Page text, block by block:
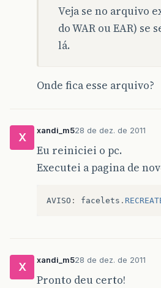
Veja se no arquivo
do WAR ou EAR) se
lá.
Onde fica esse arquivo?
X
xandi_m528 de dez. de 2011
Eu reiniciei o pc.
Executei a pagina de
AVISO : facelets .
X
xandi_m528 de dez. de 2011
Pronto deu certo!